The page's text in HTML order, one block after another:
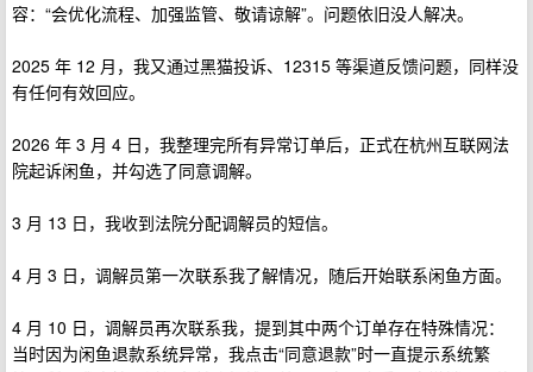
容：“会优化流程、加强监管、敬请谅解”。问题依旧没人解决。
2025 年 12 月，我又通过黑猫投诉、12315 等渠道反馈问题，同样没
有任何有效回应。
2026 年 3 月 4 日，我整理完所有异常订单后，正式在杭州互联网法
院起诉闲鱼，并勾选了同意调解。
3 月 13 日，我收到法院分配调解员的短信。
4 月 3 日，调解员第一次联系我了解情况，随后开始联系闲鱼方面。
4 月 10 日，调解员再次联系我，提到其中两个订单存在特殊情况：
当时因为闲鱼退款系统异常，我点击“同意退款”时一直提示系统繁